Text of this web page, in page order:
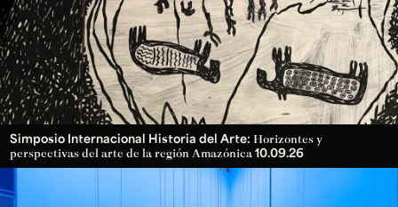
Simposio Internacional Historia del Arte: Horizontes y
perspectivas del arte de la región Amazónica 10.09.26